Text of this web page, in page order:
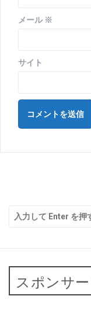
メール ※
サイト
索:
スポンサ